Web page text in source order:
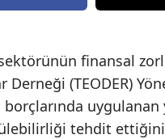
finansal
Derneği (TEODER)
tehdit